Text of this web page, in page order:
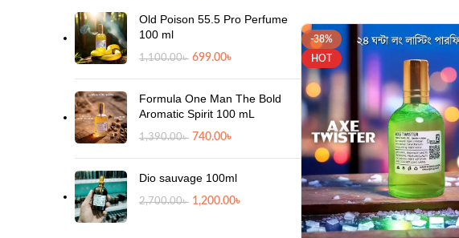
Old Poison 55.5 Pro Perfume
100 ml
1,100.00৳ 699.00৳
Formula One Man The Bold
Aromatic Spirit 100 mL
1,390.00৳ 740.00৳
Dio sauvage 100ml
2,700.00৳ 1,200.00৳
-38%
HOT